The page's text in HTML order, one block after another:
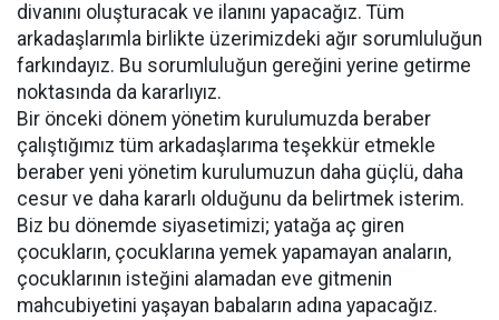
divanını oluşturacak ve ilanını yapacağız. Tüm
arkadaşlarımla birlikte üzerimizdeki ağır sorumluluğun
farkındayız. Bu sorumluluğun gereğini yerine getirme
noktasında da kararlıyız.
Bir önceki dönem yönetim kurulumuzda beraber
çalıştığımız tüm arkadaşlarıma teşekkür etmekle
beraber yeni yönetim kurulumuzun daha güçlü, daha
cesur ve daha kararlı olduğunu da belirtmek isterim.
Biz bu dönemde siyasetimizi; yatağa aç giren
çocukların, çocuklarına yemek yapamayan anaların,
çocuklarının isteğini alamadan eve gitmenin
mahcubiyetini yaşayan babaların adına yapacağız.